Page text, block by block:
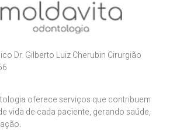
Dr. Gilberto Luiz Cherubin Cirurgião
oferece serviços que contribuem
vida de cada paciente, gerando saúde,